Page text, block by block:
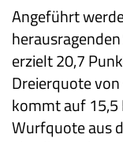
Angeführt
erzielt 20,7
Dreierquote
kommt auf 15,5
Wurfquote aus